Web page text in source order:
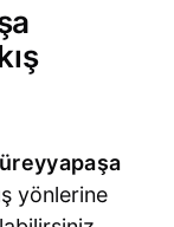
yönlerine